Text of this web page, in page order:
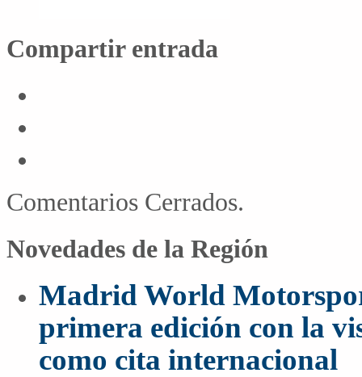
Compartir entrada
Comentarios Cerrados.
Novedades de la Región
Madrid World
primera edición con la
como cita internacional